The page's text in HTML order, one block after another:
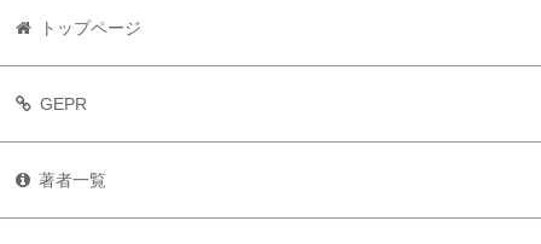
トップページ
GEPR
著者一覧